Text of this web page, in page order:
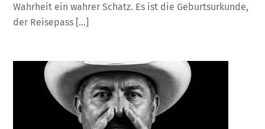
Wahrheit ein wahrer Schatz. Es ist die Geburtsurkunde,
der Reisepass […]